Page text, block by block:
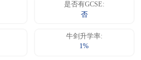
是否有GCSE:
否
牛剑升学率:
1%